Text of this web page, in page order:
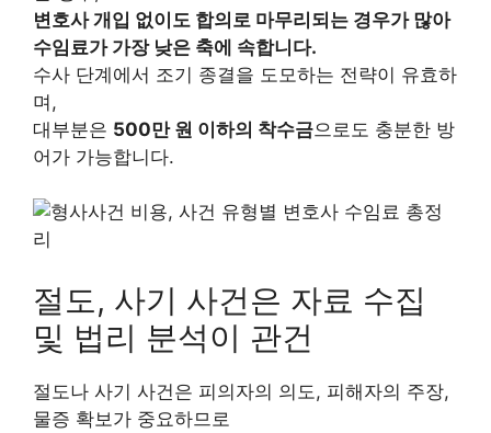
변호사 개입 없이도 합의로 마무리되는 경우가 많아
수임료가 가장 낮은 축에 속합니다.
수사 단계에서 조기 종결을 도모하는 전략이 유효하
며,
대부분은 500만 원 이하의 착수금으로도 충분한 방
어가 가능합니다.
절도, 사기 사건은 자료 수집
및 법리 분석이 관건
절도나 사기 사건은 피의자의 의도, 피해자의 주장,
물증 확보가 중요하므로